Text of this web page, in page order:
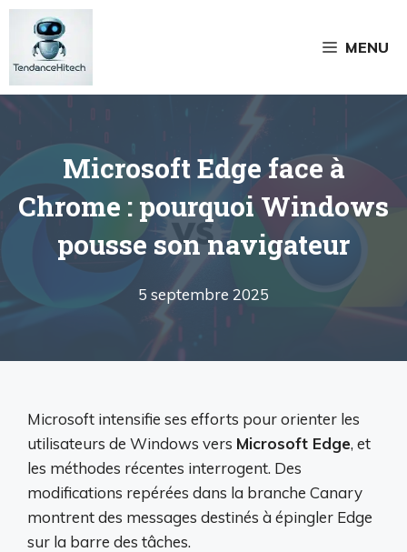
Aller
contenu
MENU
Microsoft Edge face à
Chrome : pourquoi Windows
pousse son navigateur
5 septembre 2025
Microsoft intensifie ses efforts pour orienter les
utilisateurs de Windows vers Microsoft Edge, et
les méthodes récentes interrogent. Des
modifications repérées dans la branche Canary
montrent des messages destinés à épingler Edge
sur la barre des tâches.